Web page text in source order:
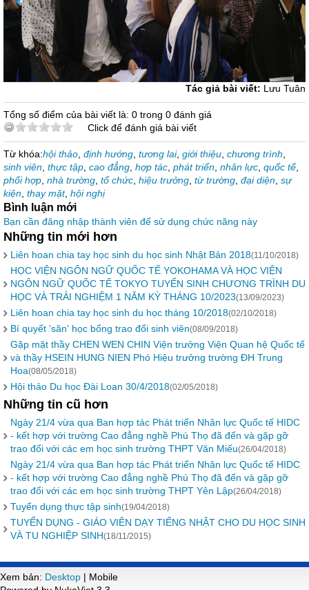
Tác giả bài viết: Lưu Tuân
Tổng số điểm của bài viết là: 0 trong 0 đánh giá
Click để đánh giá bài viết
Từ khóa:hội thảo định hướng tương lai, giới thiệu chương trình
sinh viên thực tập cao đẳng hợp tác phát triển nhân lực quốc tế,
phối hợp nhà trường tổ chức hiệu trưởng từ trường đại diện sự
kiện thay mặt, hội nghị
Bình luận mới
Bạn cần đăng nhập thành viên để sử dụng chức năng này
Những tin mới hơn
Liên hoan chia tay học sinh du học sinh Nhật Bản 2018(11/10/2018)
HỌC VIỆN NGÔN NGỮ QUỐC TẾ YOKOHAMA VÀ HỌC VIỆN
NGÔN NGỮ QUỐC TẾ TOKYO TUYỂN SINH CHƯƠNG TRÌNH DU
HỌC VÀ TRẢI NGHIỆM 1 NĂM KỲ THÁNG 10/2023(13/09/2023)
Liên hoan chia tay học sinh du học tháng 10/2018(02/10/2018)
Bí quyết 'săn' học bổng trao đổi sinh viên(08/09/2018)
Gặp mặt thầy CHEN WEN CHIN Viện trưởng Viện Quan hệ Quốc tế
và thầy HSEIN HUNG NIEN Phó Hiệu trưởng trường ĐH Trung
Hoa(08/05/2018)
Hội thảo Du học Đài Loan 30/4/2018(02/05/2018)
Những tin cũ hơn
Ngày 21/4 vừa qua Ban hợp tác Phát triển Nhân lực Quốc tế HIDC
- kết hợp với trường Cao đẳng nghề Phú Thọ đã đến và gặp gỡ
trao đổi với các em học sinh trường THPT Văn Miếu(26/04/2018)
Ngày 21/4 vừa qua Ban hợp tác Phát triển Nhân lực Quốc tế HIDC
- kết hợp với trường Cao đẳng nghề Phú Thọ đã đến và gặp gỡ
trao đổi với các em học sinh trường THPT Yên Lập(26/04/2018)
Tuyển dụng thực tập sinh(19/04/2018)
TUYỂN DỤNG - GIÁO VIÊN DẠY TIẾNG NHẬT CHO DU HỌC SINH
VÀ TU NGHIỆP SINH(18/11/2015)
Xem bản: Desktop | Mobile